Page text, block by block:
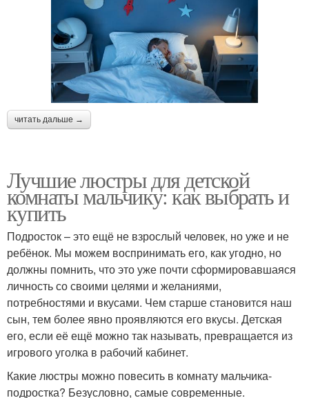
читать дальше →
Лучшие люстры для детской
комнаты мальчику: как выбрать и
купить
Подросток – это ещё не взрослый человек, но уже и не
ребёнок. Мы можем воспринимать его, как угодно, но
должны помнить, что это уже почти сформировавшаяся
личность со своими целями и желаниями,
потребностями и вкусами. Чем старше становится наш
сын, тем более явно проявляются его вкусы. Детская
его, если её ещё можно так называть, превращается из
игрового уголка в рабочий кабинет.
Какие люстры можно повесить в комнату мальчика-
подростка? Безусловно, самые современные.